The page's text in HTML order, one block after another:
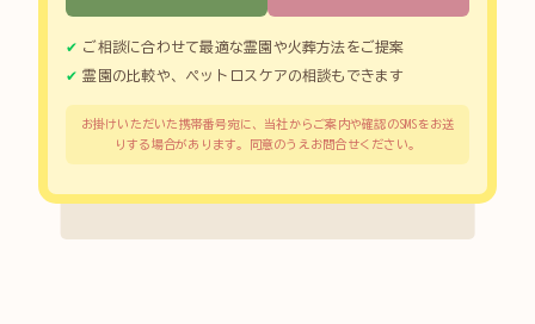
ご相談に合わせて最適な霊園や火葬方法をご提案
霊園の比較や、ペットロスケアの相談もできます
お掛けいただいた携帯番号宛に、当社からご案内や確認のSMSをお送
りする場合があります。同意のうえお問合せください。